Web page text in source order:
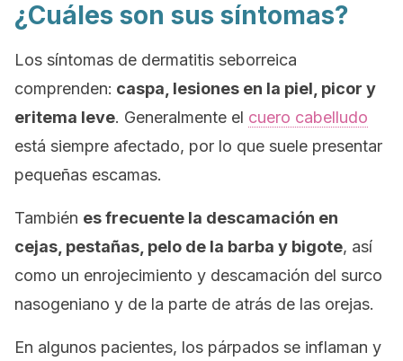
¿Cuáles son sus síntomas?
Los síntomas de dermatitis seborreica
comprenden: caspa, lesiones en la piel, picor y
eritema leve. Generalmente el cuero cabelludo
está siempre afectado, por lo que suele presentar
pequeñas escamas.
También es frecuente la descamación en
cejas, pestañas, pelo de la barba y bigote, así
como un enrojecimiento y descamación del surco
nasogeniano y de la parte de atrás de las orejas.
En algunos pacientes, los párpados se inflaman y